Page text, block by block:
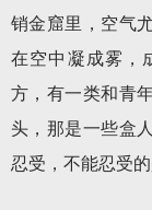
销金窟里，空气
在空中凝成雾，
方，有一类和青
头，那是一些盒
忍受，不能忍受